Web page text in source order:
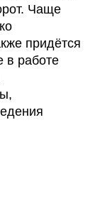
Чаще
придётся
в работе